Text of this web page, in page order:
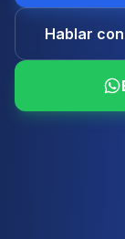
Hablar